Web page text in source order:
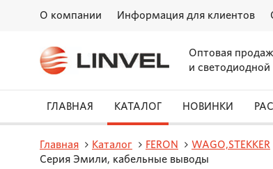
О компании Информация для клиентов
Оптовая
и
ГЛАВНАЯ КАТАЛОГ НОВИНКИ
Главная Каталог FERON WAGO,STEKKER
Серия Эмили, кабельные выводы